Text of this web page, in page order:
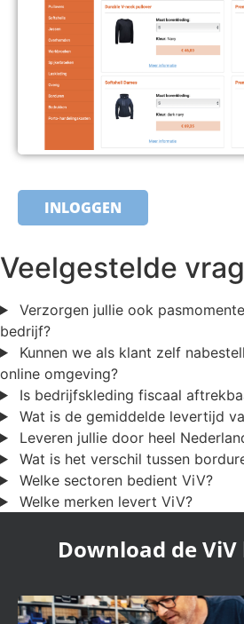
INLOGGEN
Veelgestelde
Verzorgen jullie ook
bedrijf?
Kunnen we als klant zelf
online omgeving?
Is bedrijfskleding fiscaal
Wat is de gemiddelde levertijd
Leveren jullie door heel
Wat is het verschil tussen
Welke sectoren bedient ViV?
Welke merken levert ViV?
Download de